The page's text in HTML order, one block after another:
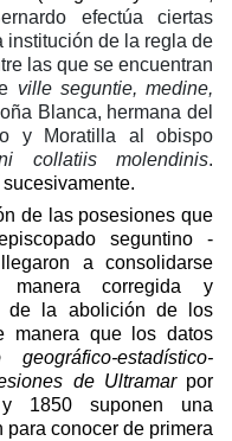
efectúa ciertas
de la regla de
las que se encuentran
ville seguntie, medine,
Blanca, hermana del
y Moratilla al obispo
collatiis molendinis.
de las posesiones que
seguntino -
a consolidarse
manera corregida y
de la abolición de los
manera que los datos
geográfico-estadístico-
de Ultramarpor
1850 suponen una
conocer de primera